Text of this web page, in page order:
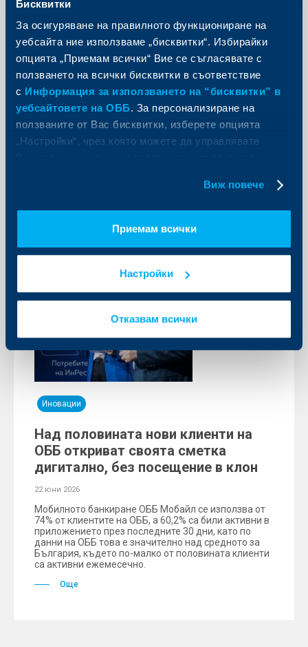
Бисквитки
За осигуряване на правилното функциониране на
уебсайта ние използваме „бисквитки“. Избирайки
опцията „Приемам всички“ Вие се съгласявате с
ползването на всички бисквитки в съответствие
с Информация за използването на “бисквитки” в
уебсайтовете на ОББ. За персонализиране на
ползваните от Вас бисквитки, изберете опцията
„Настройки“, чрез която можете да управлявате
Виж повече
Приемам всички
Настройки
Отказвам всички
Съобщения за клиенти
Промени в работното време на
клон Бяла, считано от 1 юли 2026 г.
23 юни 2026
Уведомяваме Ви, че считано от 01.07.2026г. до
Иновации
Над половината нови клиенти на
ОББ откриват своята сметка
дигитално, без посещение в клон
22 юни 2026
Мобилното банкиране ОББ Мобайл се използва от
74% от клиентите на ОББ, а 60,2% са били активни в
приложението през последните 30 дни, като по
данни на ОББ това е значително над средното за
България, където по-малко от половината клиенти
са активни ежемесечно.
Още